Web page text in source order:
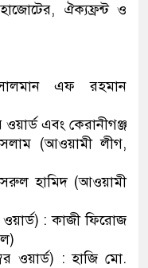
ঐক্যফ্রন্ট ও
এফ রহমান
এবং কেরানীগঞ্জ
(আওয়ামী লীগ,
হামিদ (আওয়ামী
: কাজী ফিরোজ
ওয়ার্ড) : হাজি মো.